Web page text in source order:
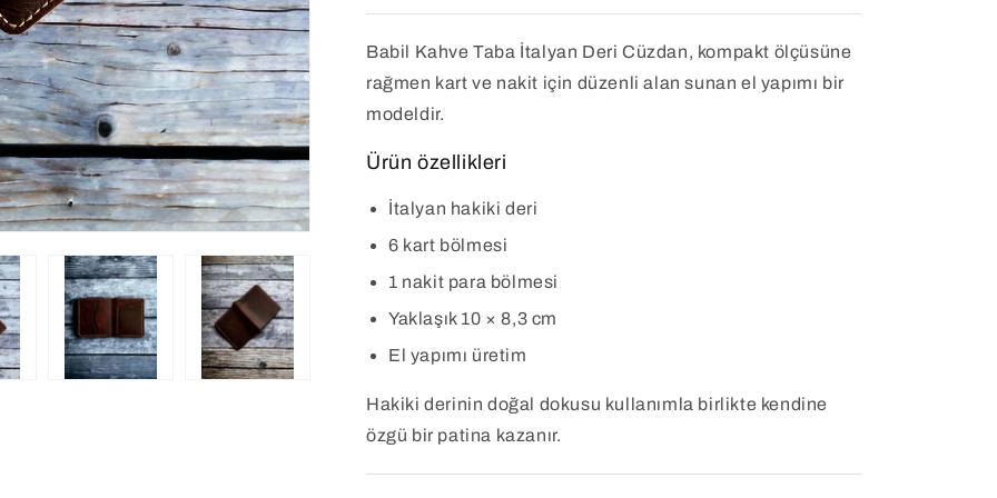
Babil Kahve Taba İtalyan Deri Cüzdan, kompakt ölçüsüne
rağmen kart ve nakit için düzenli alan sunan el yapımı bir
modeldir.
Ürün özellikleri
İtalyan hakiki deri
6 kart bölmesi
1 nakit para bölmesi
Yaklaşık 10 × 8,3 cm
El yapımı üretim
Hakiki derinin doğal dokusu kullanımla birlikte kendine
özgü bir patina kazanır.